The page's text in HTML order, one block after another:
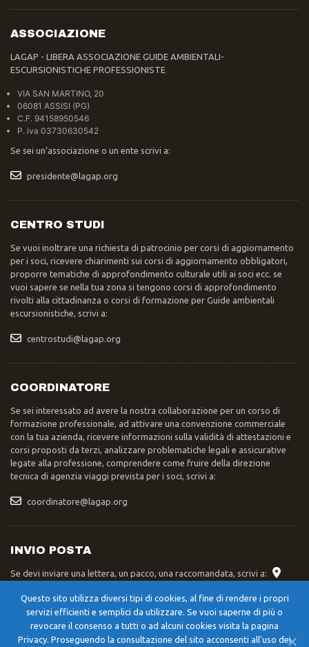
ASSOCIAZIONE
LAGAP - LIBERA ASSOCIAZIONE GUIDE AMBIENTALI-
ESCURSIONISTICHE PROFESSIONISTE
VIA SAN MARTINO, 20
06081 ASSISI (PG)
C.F. 94158950546
P. iva 03730630542
Se sei un’associazione o un ente scrivi a:
presidente@lagap.org
CENTRO STUDI
Se vuoi inoltrare una richiesta di patrocinio per corsi di aggiornamento
per i soci, ricevere chiarimenti sui corsi di aggiornamento obbligatori,
proporre tematiche di approfondimento culturale utili ai soci ecc. se
vuoi sapere se nella tua zona si tengono corsi di approfondimento
rivolti alla cittadinanza o corsi di formazione per Guide ambientali
escursionistiche, scrivi a:
centrostudi@lagap.org
COORDINATORE
Se sei interessato ad avere la nostra collaborazione per un corso di
formazione professionale, ad attivare una convenzione commerciale
con la tua azienda, ricevere informazioni sulla validità di attestazioni e
corsi proposti da terzi, analizzare problematiche legali e assicurative
legate alla professione, comprendere come fruire della direzione
tecnica di agenzia viaggi prevista per i soci, scrivi a:
coordinatore@lagap.org
INVIO POSTA
Se devi inviare una lettera, un pacco, una raccomandata, scrivi a:
Cerqueto di Marsciano (PG)
Questo sito utilizza diversi tipi di cookies, al fine di rendere i propri
servizi efficienti e semplici da utilizzare. Se vuoi saperne di più o
revocare il consenso a tutti o ad alcuni cookies visita la pagina
Privacy. Proseguendo la consultazione del sito acconsenti all'uso dei